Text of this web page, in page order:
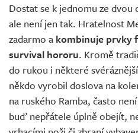
Dostat se k jednomu ze
ale není jen tak. Hratelnost
zadarmo a kombinuje prvky
survival hororu. Kromě
do rukou i některé
někdo vyrobil doslova na
na ruského Ramba, často
buď nepřátele úplně obejít,